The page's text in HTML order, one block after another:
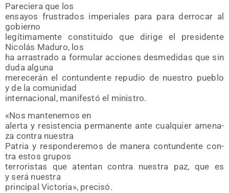
Pare­cie­ra que los
ensa­yos frus­tra­dos impe­ria­les para para derro­car al
gobierno
legí­ti­ma­men­te cons­ti­tui­do que diri­ge el pre­si­den­te
Nico­lás Madu­ro, los
ha arras­tra­do a for­mu­lar accio­nes des­me­di­das que sin
duda alguna
mere­ce­rán el con­tun­den­te repu­dio de nues­tro pue­blo
y de la comunidad
inter­na­cio­nal, mani­fes­tó el ministro.
«Nos man­te­ne­mos en
aler­ta y resis­ten­cia per­ma­nen­te ante cual­quier ame­na­
za con­tra nuestra
Patria y res­pon­de­re­mos de mane­ra con­tun­den­te con­
tra estos grupos
terro­ris­tas que aten­tan con­tra nues­tra paz, que es
y será nuestra
prin­ci­pal Vic­to­ria», precisó.